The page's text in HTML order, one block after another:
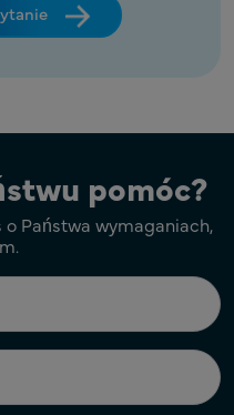
pomóc?
Państwa wymaganiach,